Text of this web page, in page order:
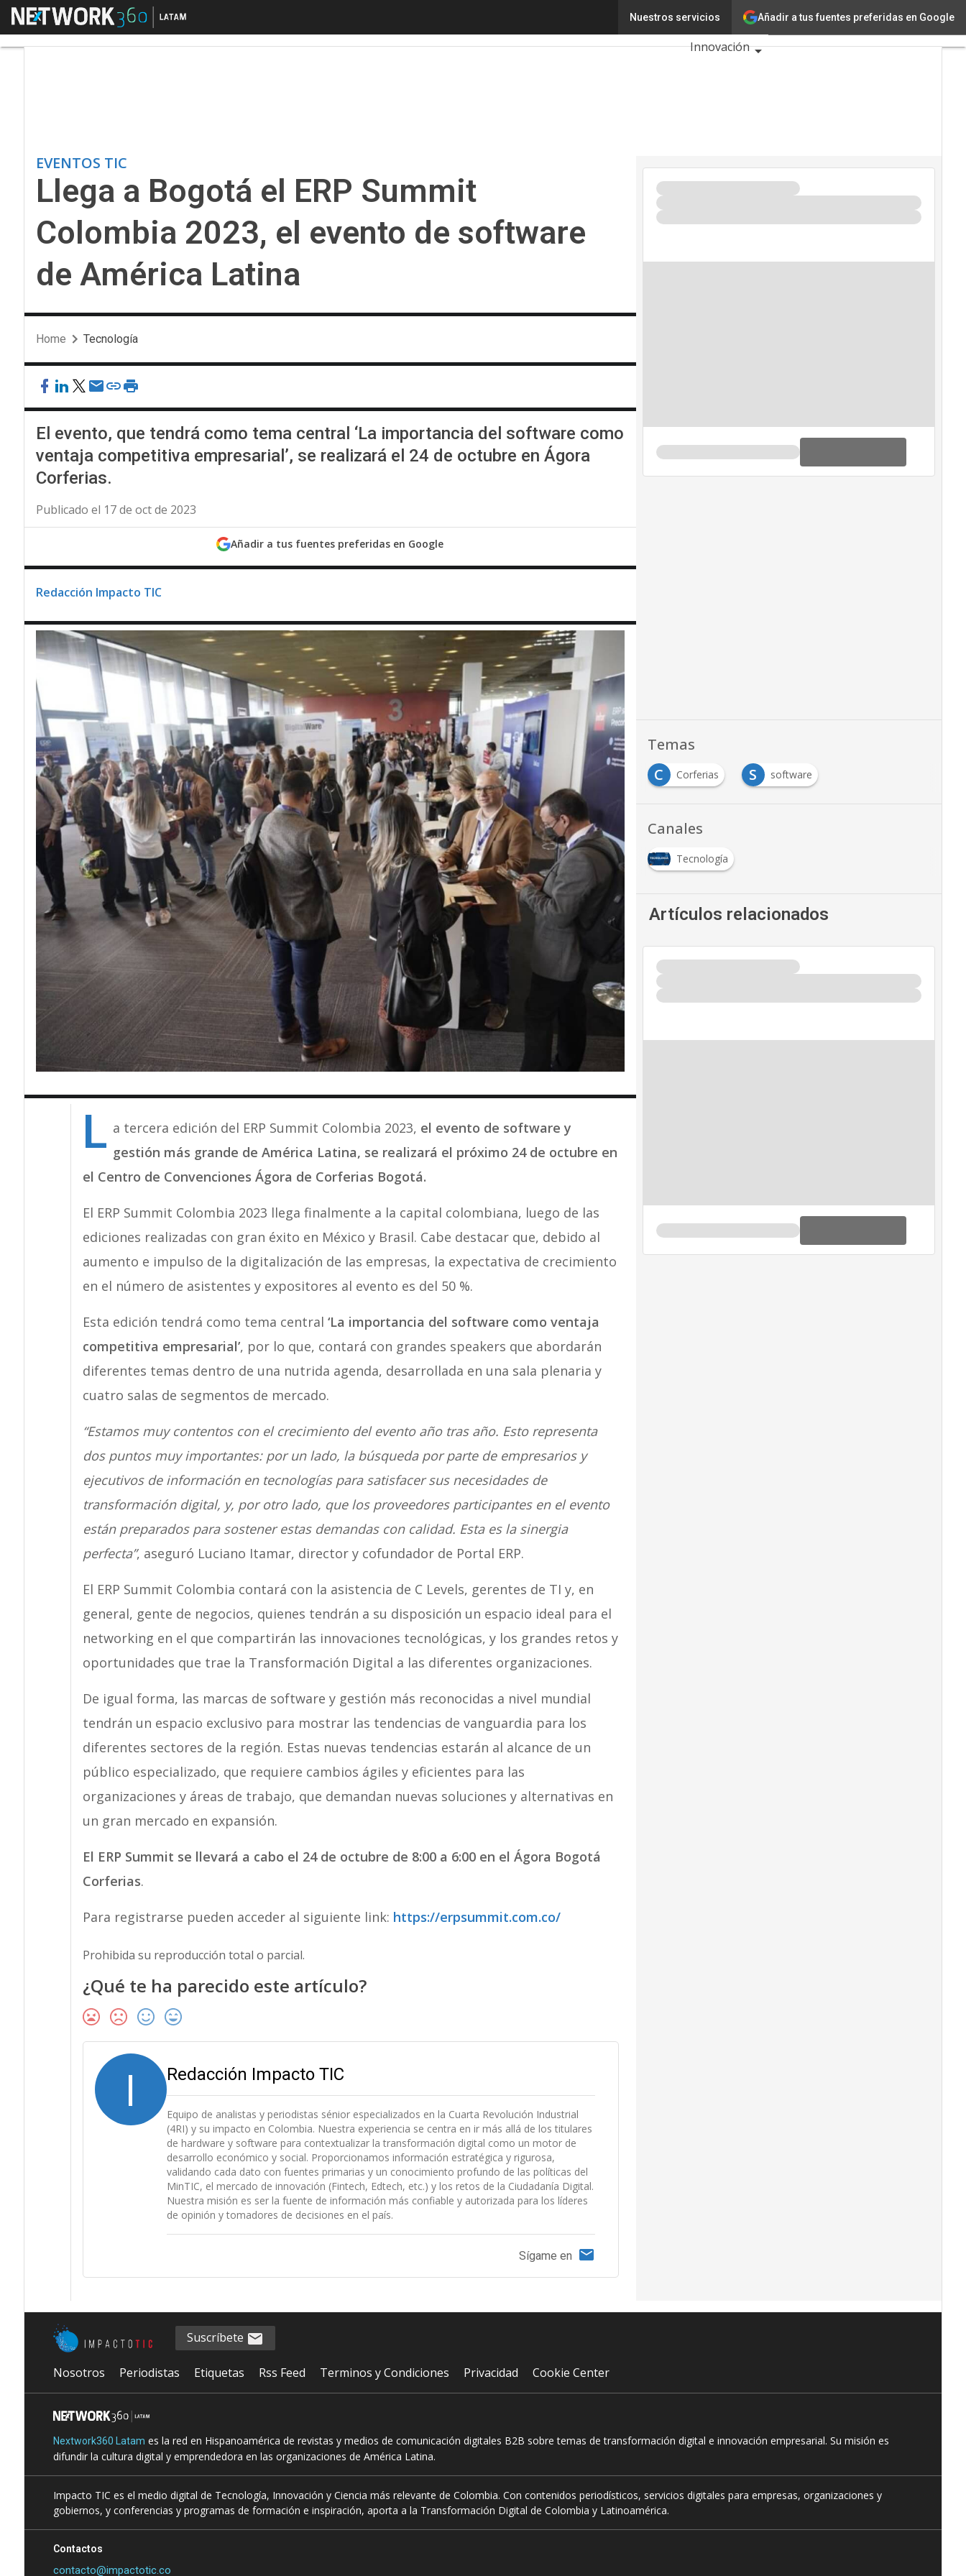
Añadir a tus fuentes preferidas en Google
Nuestros servicios
Menú Llega a Bogotá el ERP Summit Colombia 2023, el evento de software de América LatinaTecnología
Innovación
Calendario de
EVENTOS TIC
Llega a Bogotá el ERP Summit
Colombia 2023, el evento de software
de América Latina
Home Tecnología
El evento, que tendrá como tema central ‘La importancia del software como
ventaja competitiva empresarial’, se realizará el 24 de octubre en Ágora
Corferias.
Publicado el 17 de oct de 2023
Añadir a tus fuentes preferidas en Google
Redacción Impacto TIC
L a tercera edición del ERP Summit Colombia 2023, el evento de software y
gestión más grande de América Latina, se realizará el próximo 24 de octubre en
el Centro de Convenciones Ágora de Corferias Bogotá.
El ERP Summit Colombia 2023 llega finalmente a la capital colombiana, luego de las
ediciones realizadas con gran éxito en México y Brasil. Cabe destacar que, debido al
aumento e impulso de la digitalización de las empresas, la expectativa de crecimiento
en el número de asistentes y expositores al evento es del 50 %.
Esta edición tendrá como tema central ‘La importancia del software como ventaja
competitiva empresarial’, por lo que, contará con grandes speakers que abordarán
diferentes temas dentro de una nutrida agenda, desarrollada en una sala plenaria y
cuatro salas de segmentos de mercado.
“Estamos muy contentos con el crecimiento del evento año tras año. Esto representa
dos puntos muy importantes: por un lado, la búsqueda por parte de empresarios y
ejecutivos de información en tecnologías para satisfacer sus necesidades de
transformación digital, y, por otro lado, que los proveedores participantes en el evento
están preparados para sostener estas demandas con calidad. Esta es la sinergia
perfecta”, aseguró Luciano Itamar, director y cofundador de Portal ERP.
El ERP Summit Colombia contará con la asistencia de C Levels, gerentes de TI y, en
general, gente de negocios, quienes tendrán a su disposición un espacio ideal para el
networking en el que compartirán las innovaciones tecnológicas, y los grandes retos y
oportunidades que trae la Transformación Digital a las diferentes organizaciones.
De igual forma, las marcas de software y gestión más reconocidas a nivel mundial
tendrán un espacio exclusivo para mostrar las tendencias de vanguardia para los
diferentes sectores de la región. Estas nuevas tendencias estarán al alcance de un
público especializado, que requiere cambios ágiles y eficientes para las
organizaciones y áreas de trabajo, que demandan nuevas soluciones y alternativas en
un gran mercado en expansión.
El ERP Summit se llevará a cabo el 24 de octubre de 8:00 a 6:00 en el Ágora Bogotá
Corferias.
Para registrarse pueden acceder al siguiente link: https://erpsummit.com.co/
Prohibida su reproducción total o parcial.
¿Qué te ha parecido este artículo?
I Redacción Impacto TIC
Equipo de analistas y periodistas sénior especializados en la Cuarta Revolución Industrial
(4RI) y su impacto en Colombia. Nuestra experiencia se centra en ir más allá de los titulares
de hardware y software para contextualizar la transformación digital como un motor de
desarrollo económico y social. Proporcionamos información estratégica y rigurosa,
validando cada dato con fuentes primarias y un conocimiento profundo de las políticas del
MinTIC, el mercado de innovación (Fintech, Edtech, etc.) y los retos de la Ciudadanía Digital.
Nuestra misión es ser la fuente de información más confiable y autorizada para los líderes
de opinión y tomadores de decisiones en el país.
Sígame en
Temas
C
Corferias S software
Canales
Tecnología
Artículos relacionados
Suscríbete
Nosotros Periodistas Etiquetas Rss Feed Terminos y Condiciones Privacidad Cookie Center
Nextwork360 Latam es la red en Hispanoamérica de revistas y medios de comunicación digitales B2B sobre temas de transformación digital e innovación empresarial. Su misión es
difundir la cultura digital y emprendedora en las organizaciones de América Latina.
Impacto TIC es el medio digital de Tecnología, Innovación y Ciencia más relevante de Colombia. Con contenidos periodísticos, servicios digitales para empresas, organizaciones y
gobiernos, y conferencias y programas de formación e inspiración, aporta a la Transformación Digital de Colombia y Latinoamérica.
Contactos
contacto@impactotic.co